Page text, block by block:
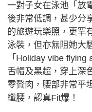
一對子女在泳池「放
後非常低調，甚少分
的旅遊玩樂照，更罕
泳裝，但亦無阻她大
「Holiday vibe
舌帽及黑超，穿上深
零贅肉，腰部非常平
纖腰，認真Fit爆！